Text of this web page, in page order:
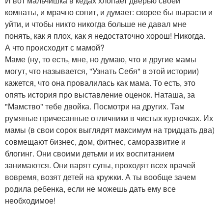
комнаты, и мрачно сопит, и думает: скорее бы вырасти и
уйти, и чтобы никто никогда больше не давал мне
понять, как я плох, как я недостаточно хорош! Никогда.
А что происходит с мамой?
Маме (ну, то есть, мне, но думаю, что и другие мамы
могут, что называется, "Узнать Себя" в этой истории)
кажется, что она провалилась как мама. То есть, это
опять история про выставление оценок. Наташа, за
"Мамство" тебе двойка. Посмотри на других. Там
румяные причесанные отличники в чистых курточках. Их
мамы (в свои сорок выглядят максимум на тридцать два)
совмещают бизнес, дом, фитнес, саморазвитие и
блогинг. Они своими детьми и их воспитанием
занимаются. Они варят супы, проходят всех врачей
вовремя, возят детей на кружки. А ты вообще зачем
родила ребенка, если не можешь дать ему все
необходимое!